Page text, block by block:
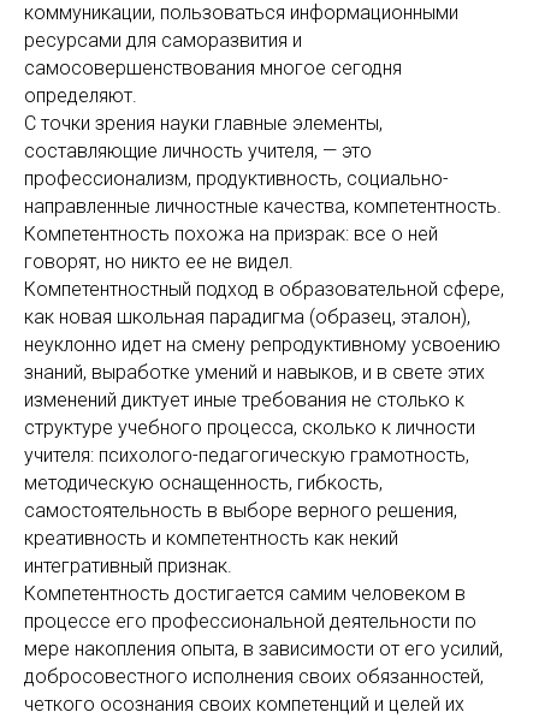
коммуникации, пользоваться информационными
ресурсами для саморазвития и
самосовершенствования многое сегодня
определяют.
С точки зрения науки главные элементы,
составляющие личность учителя, — это
профессионализм, продуктивность, социально-
направленные личностные качества, компетентность.
Компетентность похожа на призрак: все о ней
говорят, но никто ее не видел.
Компетентностный подход в образовательной сфере,
как новая школьная пара­дигма (образец, эталон),
неуклонно идет на смену репродуктивному усвоению
знаний, выработке умений и навыков, и в свете этих
изменений диктует иные требования не столько к
структуре учебного процесса, сколько к личности
учителя: психолого-педагогическую грамотность,
методическую оснащенность, гибкость,
самостоятельность в выборе верного решения,
креативность и компе­тентность как некий
интегративный признак.
Компетентность достигается самим человеком в
процессе его профессиональ­ной деятельности по
мере накопления опыта, в зависимости от его усилий,
доб­росовестного исполнения своих обязанностей,
четкого осознания своих компе­тенций и целей их